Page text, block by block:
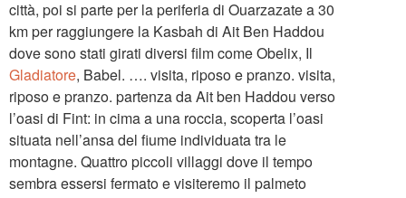
città, poi si parte per la periferia di Ouarzazate a 30
km per raggiungere la Kasbah di Ait Ben Haddou
dove sono stati girati diversi film come Obelix, Il
Gladiatore, Babel. …. visita, riposo e pranzo. visita,
riposo e pranzo. partenza da Ait ben Haddou verso
l’oasi di Fint: in cima a una roccia, scoperta l’oasi
situata nell’ansa del fiume individuata tra le
montagne. Quattro piccoli villaggi dove il tempo
sembra essersi fermato e visiteremo il palmeto